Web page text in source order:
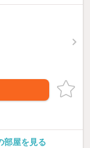
部屋を見る